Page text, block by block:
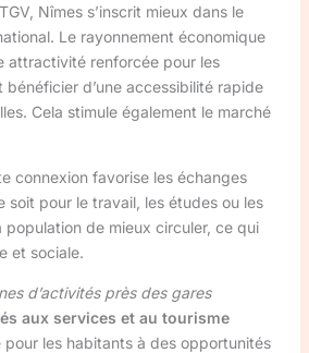
Nîmes s’inscrit mieux dans le
Le rayonnement économique
attractivité renforcée pour les
d’une accessibilité rapide
Cela stimule également le marché
connexion favorise les échanges
soit pour le travail, les études ou les
population de mieux circuler, ce qui
et sociale.
d’activités près des gares
aux services et au tourisme
pour les habitants à des opportunités